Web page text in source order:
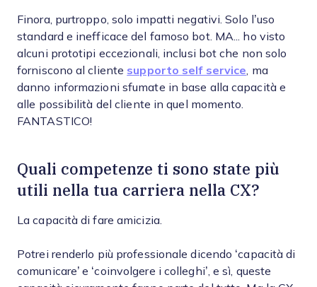
Finora, purtroppo, solo impatti negativi. Solo l’uso
standard e inefficace del famoso bot. MA... ho visto
alcuni prototipi eccezionali, inclusi bot che non solo
forniscono al cliente supporto self service , ma
danno informazioni sfumate in base alla capacità e
alle possibilità del cliente in quel momento.
FANTASTICO!
Quali competenze ti sono state più
utili nella tua carriera nella CX?
La capacità di fare amicizia.
Potrei renderlo più professionale dicendo ‘capacità di
comunicare’ e ‘coinvolgere i colleghi’, e sì, queste